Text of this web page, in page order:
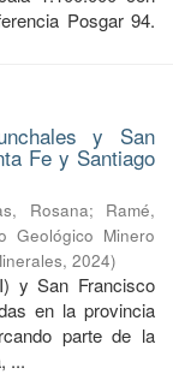
Posgar 94.
y San
Fe y Santiago
Rosana; Ramé,
Geológico Minero
, 2024)
y San Francisco
en la provincia
parte de la
...